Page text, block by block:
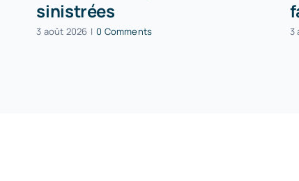
sinistrées
3 août 2026 | 0 Comments 3